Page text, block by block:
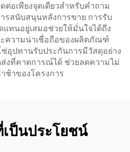
อเพียงจุดเดียวสำหรับคำถาม
รสนับสนุนหลังการขาย การรับ
ทนอยู่เสมอช่วยให้มั่นใจได้ถึง
ความน่าเชื่อถือของผลิตภัณฑ์
อุปทานรับประกันการมีวัสดุอย่าง
งที่คาดการณ์ได้ ช่วยลดความไม่
ช้าของโครงการ
ป็นประโยชน์